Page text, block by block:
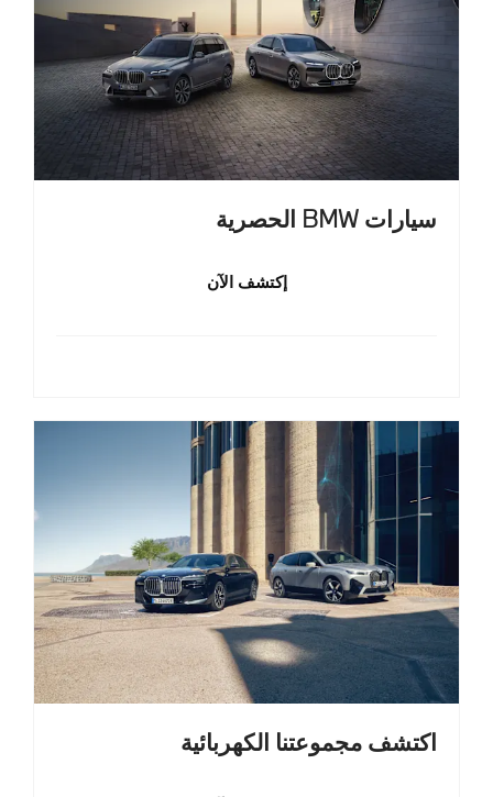
سيارات BMW الحصرية
إكتشف الآن
اكتشف مجموعتنا الكهربائية